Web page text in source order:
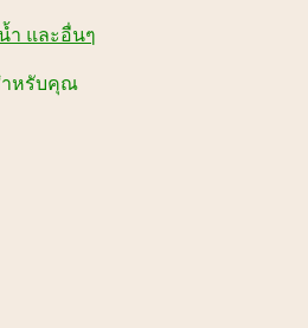
ำ และอื่นๆ
ำหรับคุณ